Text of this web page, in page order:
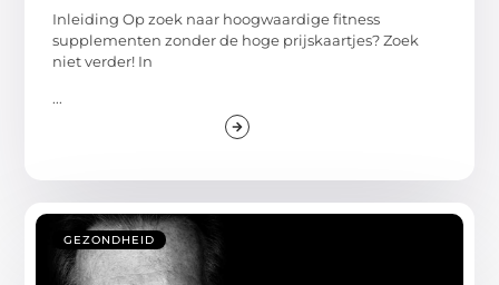
Inleiding Op zoek naar hoogwaardige fitness
supplementen zonder de hoge prijskaartjes? Zoek
niet verder! In
...
GEZONDHEID